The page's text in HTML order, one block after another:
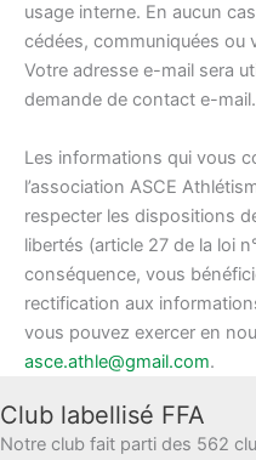
usage interne. En aucun
cédées, communiquées ou
Votre adresse e-mail sera
demande de contact e-mail.
Les informations qui vous
l’association ASCE
respecter les dispositions
libertés (article 27 de la loi
conséquence, vous
rectification aux
vous pouvez exercer en
asce.athle@gmail.com.
Club labellisé FFA
Notre club fait parti des 562